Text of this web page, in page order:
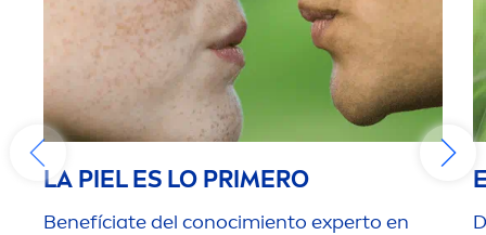
LA PIEL ES LO PRIMERO
Benefíciate del conocimiento experto en